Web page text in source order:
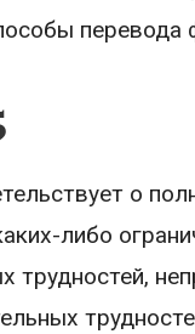
перевода
о
либо
трудностей,